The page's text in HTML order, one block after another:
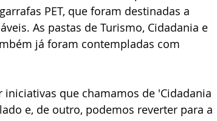
PET, que foram destinadas a
As pastas de Turismo, Cidadania e
já foram contempladas com
que chamamos de 'Cidadania
e, de outro, podemos reverter para a